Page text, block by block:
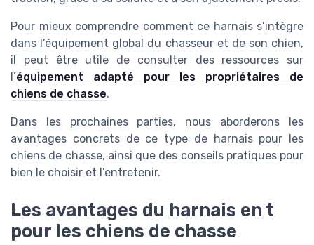
Pour mieux comprendre comment ce harnais s’intègre
dans l’équipement global du chasseur et de son chien,
il peut être utile de consulter des ressources sur
l’équipement adapté pour les propriétaires de
chiens de chasse.
Dans les prochaines parties, nous aborderons les
avantages concrets de ce type de harnais pour les
chiens de chasse, ainsi que des conseils pratiques pour
bien le choisir et l’entretenir.
Les avantages du harnais en t
pour les chiens de chasse